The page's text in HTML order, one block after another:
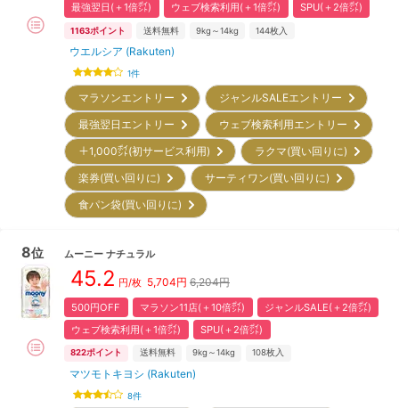
最強翌日(＋1倍㌽)
ウェブ検索利用(＋1倍㌽) SPU(＋2倍㌽)
1163ポイント 送料無料 9kg～14kg 144枚入
ウエルシア (Rakuten)
1件
マラソンエントリー
ジャンルSALEエントリー
最強翌日エントリー
ウェブ検索利用エントリー
＋1,000㌽(初サービス利用)
ラクマ(買い回りに)
楽券(買い回りに)
サーティワン(買い回りに)
食パン袋(買い回りに)
8位 ムーニー ナチュラル
45.2 円/枚 5,704円 6,204円
500円OFF マラソン11店(＋10倍㌽)
ジャンルSALE(＋2倍㌽)
ウェブ検索利用(＋1倍㌽)
SPU(＋2倍㌽)
822ポイント 送料無料 9kg～14kg 108枚入
マツモトキヨシ (Rakuten)
8件